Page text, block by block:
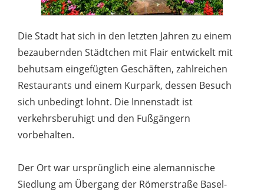
Die Stadt hat sich in den letzten Jahren zu einem
bezaubernden Städtchen mit Flair entwickelt mit
behutsam eingefügten Geschäften, zahlreichen
Restaurants und einem Kurpark, dessen Besuch
sich unbedingt lohnt. Die Innenstadt ist
verkehrsberuhigt und den Fußgängern
vorbehalten.
Der Ort war ursprünglich eine alemannische
Siedlung am Übergang der Römerstraße Basel-